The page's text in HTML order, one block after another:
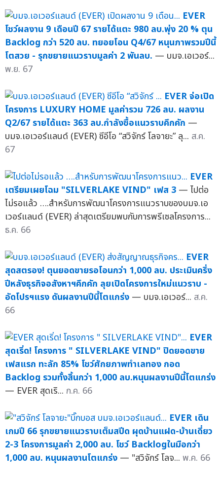
EVER
โชว์ผลงาน 9 เดือนปี 67 รายได้แตะ 980 ลบ.พุ่ง 20 % ตุน
Backlog กว่า 520 ลบ. ทยอยโอน Q4/67 หนุนภาพรวมปีนี้
โตสวย - รุกขยายแนวราบมูลค่า 2 พันลบ. — บมจ.เอเวอร์...
พ.ย. 67
EVER จ่อเปิด
โครงการ LUXURY HOME มูลค่ารวม 726 ลบ. ผลงาน
Q2/67 รายได้แตะ 363 ลบ.กำลังซื้อแนวราบคึกคัก —
บมจ.เอเวอร์แลนด์ (EVER) ซีอีโอ “สวิจักร์ โลจายะ” ลุ... ส.ค.
67
EVER
เตรียมเผยโฉม "SILVERLAKE VIND" เฟส 3 — ไปต่อ
ไม่รอแล้ว ….สำหรับการพัฒนาโครงการแนวราบของบมจ.เอ
เวอร์แลนด์ (EVER) ล่าสุดเตรียมพบกับการพรีเซลโครงการ...
ธ.ค. 66
EVER
สุดสตรอง! ตุนยอดขายรอโอนกว่า 1,000 ลบ. ประเมินครึ่ง
ปีหลังธุรกิจอสังหาฯคึกคัก ลุยเปิดโครงการใหม่แนวราบ -
อัดโปรฯแรง ดันผลงานปีนี้โตแกร่ง — บมจ.เอเวอร์... ส.ค.
66
EVER
สุดเริ่ด! โครงการ " SILVERLAKE VIND" ปิดยอดขาย
เฟสแรก ทะลัก 85% โชว์ศักยภาพทำเลทอง กอด
Backlog รวมทั้งสิ้นกว่า 1,000 ลบ.หนุนผลงานปีนี้โตแกร่ง
— EVER สุดเริ... ก.ค. 66
EVER เดิน
เกมปี 66 รุกขยายแนวราบเต็มสปีด ผุดบ้านแฝด-บ้านเดี่ยว
2-3 โครงการมูลค่า 2,000 ลบ. โชว์ Backlogในมือกว่า
1,000 ลบ. หนุนผลงานโตแกร่ง — "สวิจักร์ โลจ... พ.ค. 66